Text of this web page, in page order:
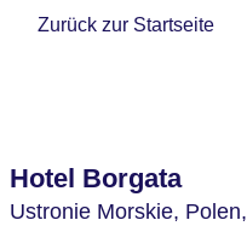
Zurück zur Startseite
Hotel Borgata
Ustronie Morskie, Polen,